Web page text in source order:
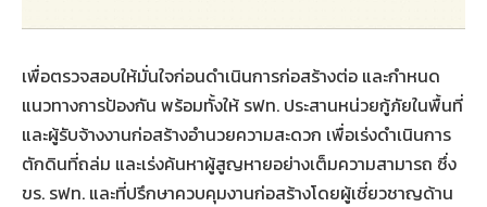
เพื่อตรวจสอบให้มั่นใจก่อนดำเนินการก่อสร้างต่อ และกำหนด
แนวทางการป้องกัน พร้อมทั้งให้ รฟท. ประสานหน่วยกู้ภัยในพื้นที่
และผู้รับจ้างงานก่อสร้างอำนวยความสะดวก เพื่อเร่งดำเนินการ
ตักดินที่ถล่ม และเร่งค้นหาผู้สูญหายอย่างเต็มความสามารถ ซึ่ง
ขร. รฟท. และที่ปรึกษาควบคุมงานก่อสร้างโดยผู้เชี่ยวชาญด้าน